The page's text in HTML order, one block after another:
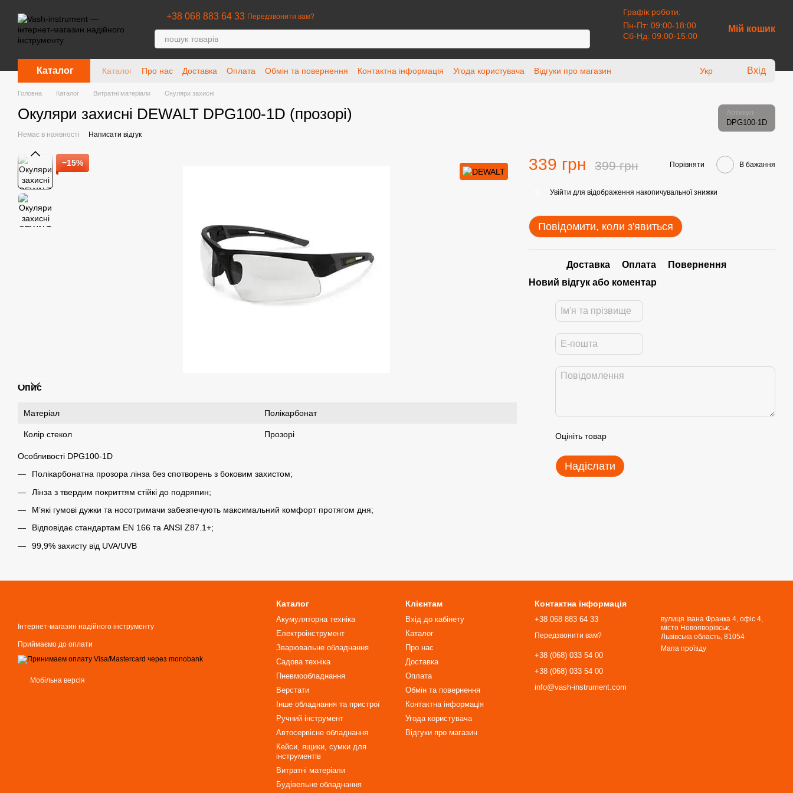
+38 068 883 64 33 Передзвонити вам?
Графік роботи:
Пн-Пт: 09:00-18:00
Сб-Нд: 09:00-15:00
Мій кошик
Каталог Каталог Про нас Доставка Оплата Обмін та повернення Контактна інформація Угода користувача Відгуки про магазин Укр Вхід
Головна Каталог Витратні матеріали Окуляри захисні
Окуляри захисні DEWALT DPG100-1D (прозорі) Артикул
DPG100-1D
Немає в наявності Написати відгук
−15%
Опис
Матеріал Полікарбонат
Колір стекол Прозорі
Особливості DPG100-1D
Полікарбонатна прозора лінза без спотворень з боковим захистом;
Лінза з твердим покриттям стійкі до подряпин;
М’які гумові дужки та носотримачи забезпечують максимальний комфорт протягом дня;
Відповідає стандартам EN 166 та ANSI Z87.1+;
99,9% захисту від UVA/UVB
339 грн 399 грн Порівняти В бажання
Увійти для відображення накопичувальної знижки
Повідомити, коли з'явиться
Доставка Оплата
Повернення
Новий відгук або коментар
Оцініть товар
Надіслати
Інтернет-магазин надійного інструменту
Приймаємо до оплати
Мобільна версія
Каталог
Акумуляторна техніка
Електроінструмент
Зварювальне обладнання
Садова техніка
Пневмообладнання
Верстати
Інше обладнання та пристрої
Ручний інструмент
Автосервісне обладнання
Кейси, ящики, сумки для
інструментів
Витратні матеріали
Будівельне обладнання
Клієнтам
Вхід до кабінету
Каталог
Про нас
Доставка
Оплата
Обмін та повернення
Контактна інформація
Угода користувача
Відгуки про магазин
Контактна інформація
+38 068 883 64 33
Передзвонити вам?
+38 (068) 033 54 00
+38 (068) 033 54 00
info@vash-instrument.com
вулиця Івана Франка 4, офіс 4,
місто Новояворівськ,
Львівська область, 81054​​​​​​​
Мапа проїзду